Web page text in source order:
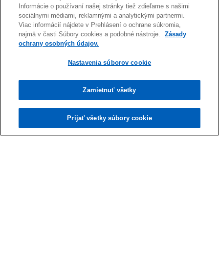
CX rozhovor
Informácie o používaní našej stránky tiež zdieľame s našimi
sociálnymi médiami, reklamnými a analytickými partnermi.
Viac informácií nájdete v Prehlásení o ochrane súkromia,
najmä v časti Súbory cookies a podobné nástroje.
Zásady
ochrany osobných údajov.
Nastavenia súborov cookie
Zamietnuť všetky
Prijať všetky súbory cookie